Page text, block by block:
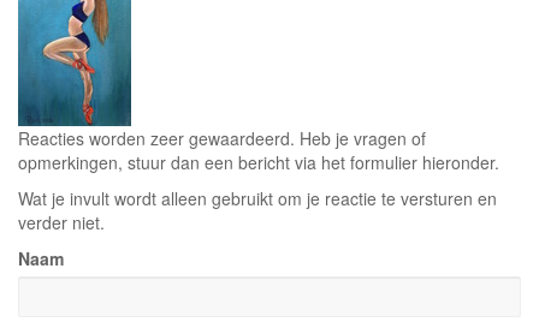
Reacties worden zeer gewaardeerd. Heb je vragen of
opmerkingen, stuur dan een bericht via het formulier hieronder.
Wat je invult wordt alleen gebruikt om je reactie te versturen en
verder niet.
Naam